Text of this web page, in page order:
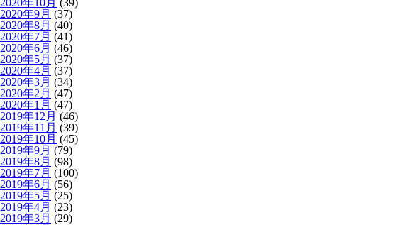
2020年10月 (39)
2020年9月 (37)
2020年8月 (40)
2020年7月 (41)
2020年6月 (46)
2020年5月 (37)
2020年4月 (37)
2020年3月 (34)
2020年2月 (47)
2020年1月 (47)
2019年12月 (46)
2019年11月 (39)
2019年10月 (45)
2019年9月 (79)
2019年8月 (98)
2019年7月 (100)
2019年6月 (56)
2019年5月 (25)
2019年4月 (23)
2019年3月 (29)